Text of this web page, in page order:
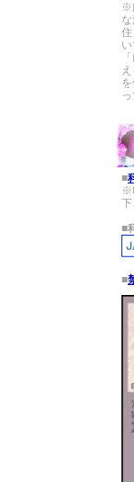
※
■
※
下
■
■